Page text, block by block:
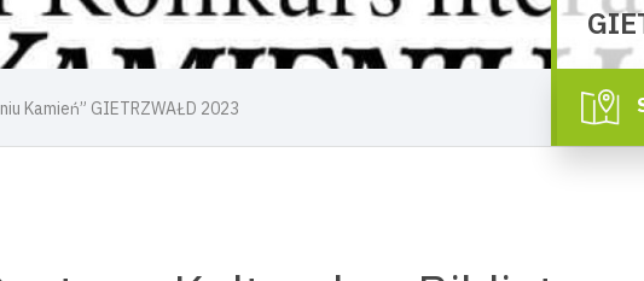
Kamień” GIETRZWAŁD 2023